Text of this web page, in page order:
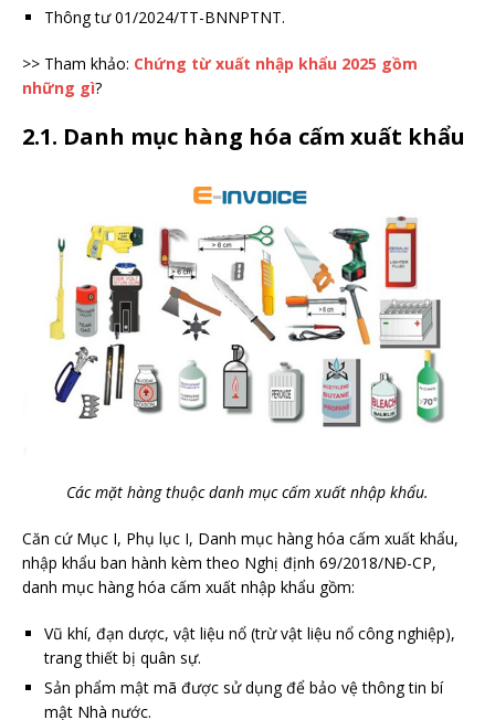
Thông tư 01/2024/TT-BNNPTNT.
>> Tham khảo: Chứng từ xuất nhập khẩu 2025 gồm
những gì?
2.1. Danh mục hàng hóa cấm xuất khẩu
Các mặt hàng thuộc danh mục cấm xuất nhập khẩu.
Căn cứ Mục I, Phụ lục I, Danh mục hàng hóa cấm xuất khẩu,
nhập khẩu ban hành kèm theo Nghị định 69/2018/NĐ-CP,
danh mục hàng hóa cấm xuất nhập khẩu gồm:
Vũ khí, đạn dược, vật liệu nổ (trừ vật liệu nổ công nghiệp),
trang thiết bị quân sự.
Sản phẩm mật mã được sử dụng để bảo vệ thông tin bí
mật Nhà nước.